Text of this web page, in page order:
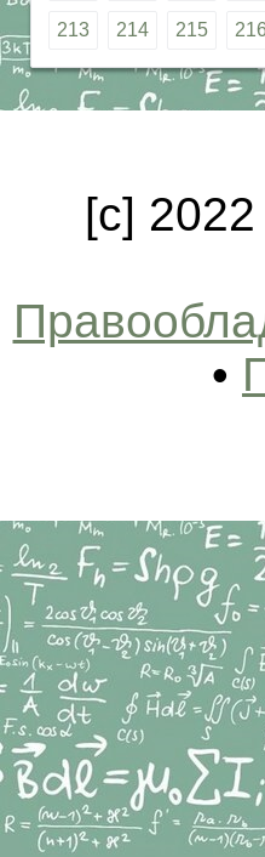
213 214 215 216
[c]
•